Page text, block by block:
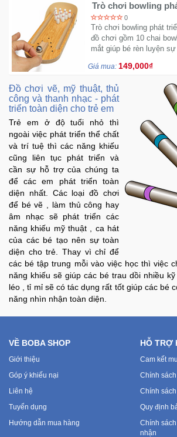
Trò chơi bowling
bé BB330
0
Trò chơi bowling phát
đồ chơi gồm 10 chai
mắt giúp bé rèn luyện
bé...
Giá mua: 149,000₫
Đồ chơi vẽ, mỹ thuật, thủ
công và thanh nhạc - phát
triển toàn diện cho trẻ em
Trẻ em ở độ tuổi nhỏ thì
ngoài việc phát triển thể chất
và trí tuệ thì các năng khiếu
cũng liên tục phát triển và
cần sự hỗ trợ của chúng ta
để các em phát triển toàn
diện nhất. Các loại đồ chơi
để bé vẽ , làm thủ công hay
âm nhạc sẽ phát triển các
năng khiếu mỹ thuật , ca hát
của các bé tạo nên sự toàn
diện cho trẻ. Thay vì chỉ để
các bé tập trung mỗi vào việc học thì việc
năng khiếu sẽ giúp các bé trau dồi nhiều
léo , tỉ mỉ sẽ có tác dụng rất tốt giúp các bé
năng nhìn nhận toàn diện.
VỀ BOBA SHOP
Giới thiệu
Góp ý khiếu nại
Liên hệ
Tuyển dụng
Hướng dẫn mua hàng
HỖ TRỢ
Cam kết
Chính
Chính
Quy định
Chính
nhận